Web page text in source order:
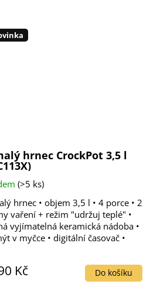
hrnec CrockPot 3,5 l
(>5 ks)
Kč Do košíku
hrnec • objem 3,5 l • 4 porce • 2
vaření + režim "udržuj teplé" •
vyjímatelná keramická nádoba •
v myčce • digitální časovač •